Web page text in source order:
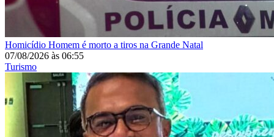
Homicídio Homem é morto a tiros na Grande Natal
07/08/2026 às 06:55
Turismo